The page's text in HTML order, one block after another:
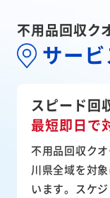
不用品回収ク
サー
スピード回
最短即日で
不用品回収ク
川県全域を対
います。スケ